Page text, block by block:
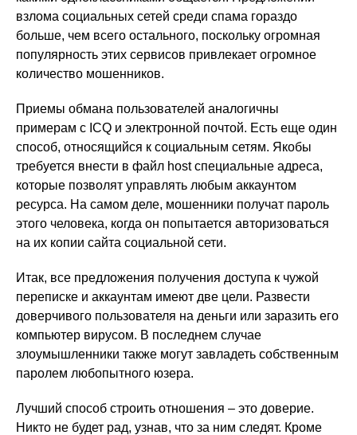
взлома социальных сетей среди спама гораздо
больше, чем всего остального, поскольку огромная
популярность этих сервисов привлекает огромное
количество мошенников.
Приемы обмана пользователей аналогичны
примерам с ICQ и электронной почтой. Есть еще один
способ, относящийся к социальным сетям. Якобы
требуется внести в файл host специальные адреса,
которые позволят управлять любым аккаунтом
ресурса. На самом деле, мошенники получат пароль
этого человека, когда он попытается авторизоваться
на их копии сайта социальной сети.
Итак, все предложения получения доступа к чужой
переписке и аккаунтам имеют две цели. Развести
доверчивого пользователя на деньги или заразить его
компьютер вирусом. В последнем случае
злоумышленники также могут завладеть собственным
паролем любопытного юзера.
Лучший способ строить отношения – это доверие.
Никто не будет рад, узнав, что за ним следят. Кроме